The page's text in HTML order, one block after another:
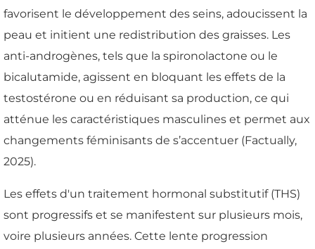
favorisent le développement des seins, adoucissent la
peau et initient une redistribution des graisses. Les
anti-androgènes, tels que la spironolactone ou le
bicalutamide, agissent en bloquant les effets de la
testostérone ou en réduisant sa production, ce qui
atténue les caractéristiques masculines et permet aux
changements féminisants de s’accentuer (Factually,
2025).
Les effets d'un traitement hormonal substitutif (THS)
sont progressifs et se manifestent sur plusieurs mois,
voire plusieurs années. Cette lente progression